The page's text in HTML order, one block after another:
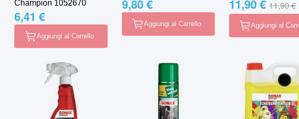
Champion 1052670
6,41 €
Aggiungi al Carrello
9,80 €
Aggiungi al Carrello
Special Price
11,90 € Regular
11,90 €
Aggiungi al